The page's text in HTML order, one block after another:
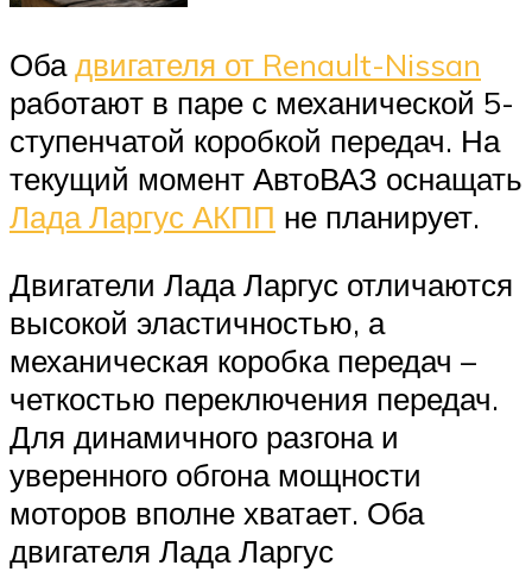
Обадвигателя от Renault-Nissan
работают в паре с механической 5-
ступенчатой коробкой передач. На
текущий момент АвтоВАЗ оснащать
Лада Ларгус АКПП не планирует.
Двигатели Лада Ларгус отличаются
высокой эластичностью, а
механическая коробка передач –
четкостью переключения передач.
Для динамичного разгона и
уверенного обгона мощности
моторов вполне хватает. Оба
двигателя Лада Ларгус